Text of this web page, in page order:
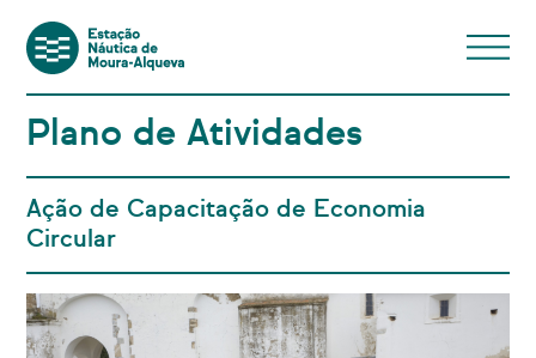
Plano de Atividades
Ação de Capacitação de Economia
Circular